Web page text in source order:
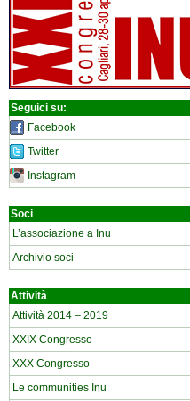
Seguici su:
Facebook
Twitter
Instagram
Soci
L’associazione a Inu
Archivio soci
Attività
Attività 2014 – 2019
XXIX Congresso
XXX Congresso
Le communities Inu